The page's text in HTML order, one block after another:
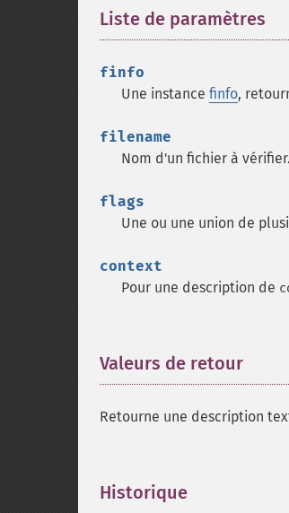
Liste de paramètres
finfo
Une instance finfo,
filename
Nom d'un fichier à vérifier.
flags
Une ou une union de
context
Pour une description de
Valeurs de retour
Retourne une description
Historique